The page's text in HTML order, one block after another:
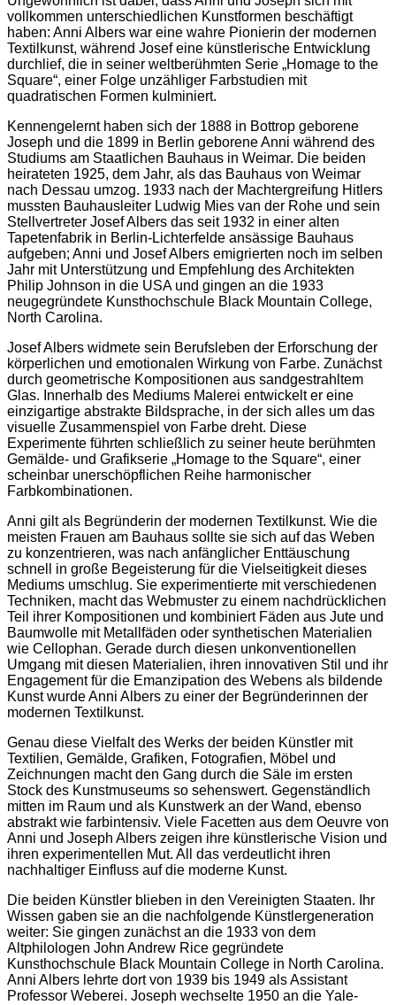
vollkommen unterschiedlichen Kunstformen beschäftigt
haben: Anni Albers war eine wahre Pionierin der modernen
Textilkunst, während Josef eine künstlerische Entwicklung
durchlief, die in seiner weltberühmten Serie „Homage to the
Square“, einer Folge unzähliger Farbstudien mit
quadratischen Formen kulminiert.
Kennengelernt haben sich der 1888 in Bottrop geborene
Joseph und die 1899 in Berlin geborene Anni während des
Studiums am Staatlichen Bauhaus in Weimar. Die beiden
heirateten 1925, dem Jahr, als das Bauhaus von Weimar
nach Dessau umzog. 1933 nach der Machtergreifung Hitlers
mussten Bauhausleiter Ludwig Mies van der Rohe und sein
Stellvertreter Josef Albers das seit 1932 in einer alten
Tapetenfabrik in Berlin-Lichterfelde ansässige Bauhaus
aufgeben; Anni und Josef Albers emigrierten noch im selben
Jahr mit Unterstützung und Empfehlung des Architekten
Philip Johnson in die USA und gingen an die 1933
neugegründete Kunsthochschule Black Mountain College,
North Carolina.
Josef Albers widmete sein Berufsleben der Erforschung der
körperlichen und emotionalen Wirkung von Farbe. Zunächst
durch geometrische Kompositionen aus sandgestrahltem
Glas. Innerhalb des Mediums Malerei entwickelt er eine
einzigartige abstrakte Bildsprache, in der sich alles um das
visuelle Zusammenspiel von Farbe dreht. Diese
Experimente führten schließlich zu seiner heute berühmten
Gemälde- und Grafikserie „Homage to the Square“, einer
scheinbar unerschöpflichen Reihe harmonischer
Farbkombinationen.
Anni gilt als Begründerin der modernen Textilkunst. Wie die
meisten Frauen am Bauhaus sollte sie sich auf das Weben
zu konzentrieren, was nach anfänglicher Enttäuschung
schnell in große Begeisterung für die Vielseitigkeit dieses
Mediums umschlug. Sie experimentierte mit verschiedenen
Techniken, macht das Webmuster zu einem nachdrücklichen
Teil ihrer Kompositionen und kombiniert Fäden aus Jute und
Baumwolle mit Metallfäden oder synthetischen Materialien
wie Cellophan. Gerade durch diesen unkonventionellen
Umgang mit diesen Materialien, ihren innovativen Stil und ihr
Engagement für die Emanzipation des Webens als bildende
Kunst wurde Anni Albers zu einer der Begründerinnen der
modernen Textilkunst.
Genau diese Vielfalt des Werks der beiden Künstler mit
Textilien, Gemälde, Grafiken, Fotografien, Möbel und
Zeichnungen macht den Gang durch die Säle im ersten
Stock des Kunstmuseums so sehenswert. Gegenständlich
mitten im Raum und als Kunstwerk an der Wand, ebenso
abstrakt wie farbintensiv. Viele Facetten aus dem Oeuvre von
Anni und Joseph Albers zeigen ihre künstlerische Vision und
ihren experimentellen Mut. All das verdeutlicht ihren
nachhaltiger Einfluss auf die moderne Kunst.
Die beiden Künstler blieben in den Vereinigten Staaten. Ihr
Wissen gaben sie an die nachfolgende Künstlergeneration
weiter: Sie gingen zunächst an die 1933 von dem
Altphilologen John Andrew Rice gegründete
Kunsthochschule Black Mountain College in North Carolina.
Anni Albers lehrte dort von 1939 bis 1949 als Assistant
Professor Weberei. Joseph wechselte 1950 an die Yale-